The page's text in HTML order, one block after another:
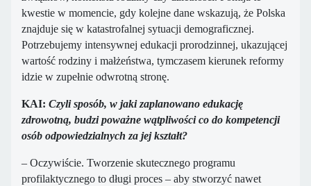
kwestie w momencie, gdy kolejne dane wskazują, że Polska
znajduje się w katastrofalnej sytuacji demograficznej.
Potrzebujemy intensywnej edukacji prorodzinnej, ukazującej
wartość rodziny i małżeństwa, tymczasem kierunek reformy
idzie w zupełnie odwrotną stronę.
KAI: Czyli sposób, w jaki zaplanowano edukację
zdrowotną, budzi poważne wątpliwości co do kompetencji
osób odpowiedzialnych za jej kształt?
– Oczywiście. Tworzenie skutecznego programu
profilaktycznego to długi proces – aby stworzyć nawet